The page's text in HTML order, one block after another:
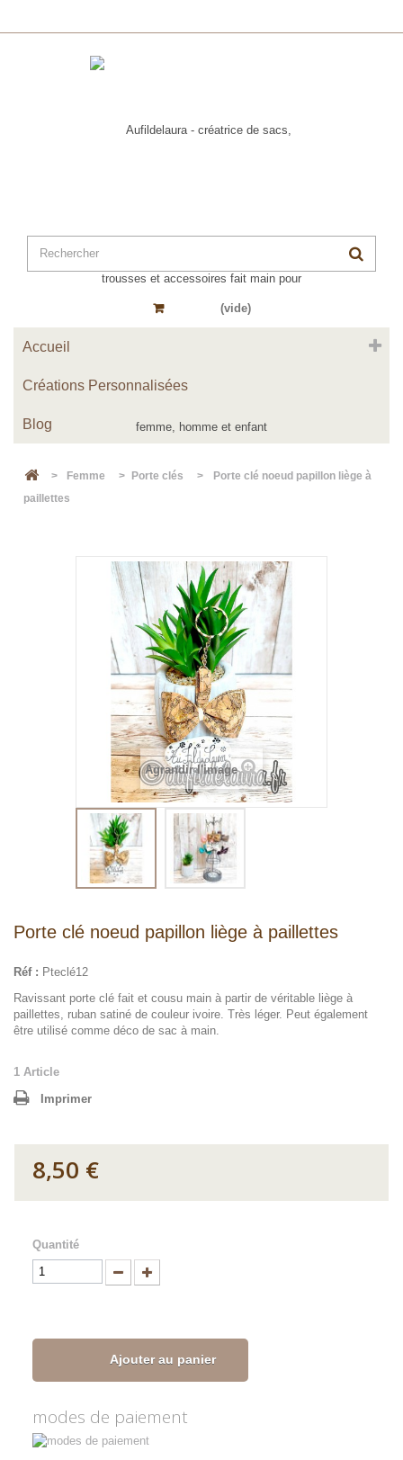
(vide)
Accueil
Créations Personnalisées
Blog
> Femme > Porte clés >
Porte clé noeud papillon liège à
paillettes
Agrandir l'image
Porte clé noeud papillon liège à paillettes
Réf : Pteclé12
Ravissant porte clé fait et cousu main à partir de véritable liège à
paillettes, ruban satiné de couleur ivoire. Très léger. Peut également
être utilisé comme déco de sac à main.
1 Article
Imprimer
8,50 €
Quantité
Ajouter au panier
modes de paiement